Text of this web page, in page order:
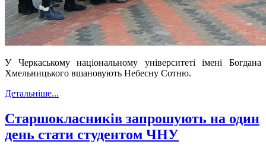
У Черкаському національному університеті імені Богдана
Хмельницького вшановують Небесну Сотню.
Детальніше...
Старшокласників запрошують на один
день стати студентом ЧНУ